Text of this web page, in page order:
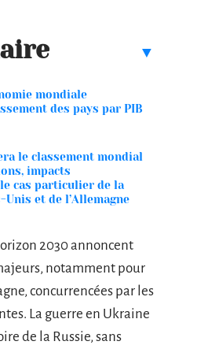
mondiale
des pays par PIB
le classement mondial
impacts
cas particulier de la
Unis et de l’Allemagne
2030 annoncent
notamment pour
concurrencées par les
La guerre en Ukraine
de la Russie, sans